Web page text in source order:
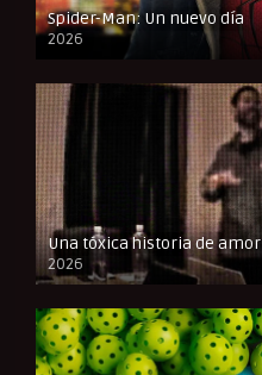
Spider-Man: Un nuevo día
2026
CAM
Una tóxica historia de amor
2026
FULL HD